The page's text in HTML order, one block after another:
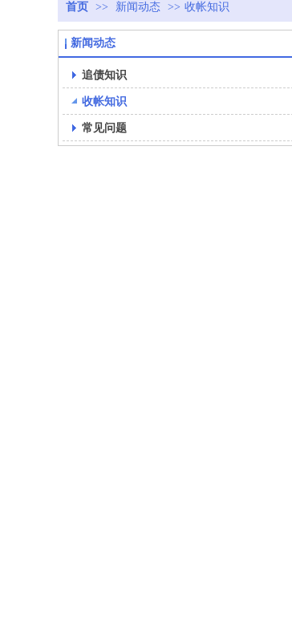
首页 >> 新闻动态 >> 收帐知识
新闻动态
追债知识
收帐知识
常见问题